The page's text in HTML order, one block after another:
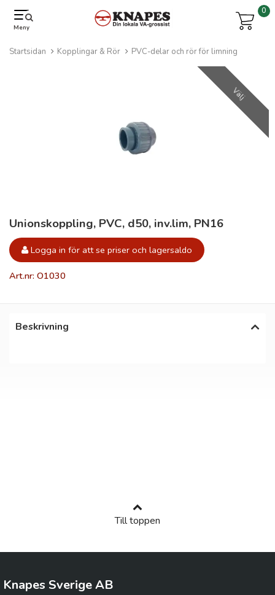
Meny
0
Startsidan Kopplingar & Rör PVC-delar och rör för limning
Välj
Unionskoppling, PVC, d50, inv.lim, PN16
Logga in för att se priser och lagersaldo
Art.nr: O1030
Beskrivning
Till toppen
Knapes Sverige AB